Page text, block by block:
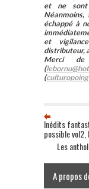
et ne sont
échappé à
et
distributeur,
Merci de
(
(
Inédits
possible
Les
A propos